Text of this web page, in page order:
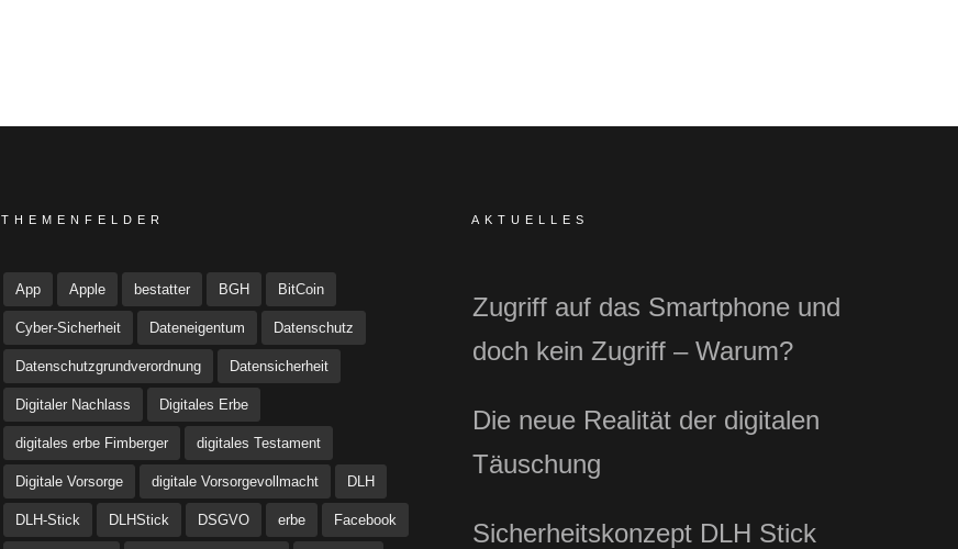
THEMENFELDER
App Apple bestatter BGH BitCoin
Cyber-Sicherheit Dateneigentum Datenschutz
Datenschutzgrundverordnung Datensicherheit
Digitaler Nachlass Digitales Erbe
digitales erbe Fimberger digitales Testament
Digitale Vorsorge digitale Vorsorgevollmacht DLH
DLH-Stick DLHStick DSGVO erbe Facebook
AKTUELLES
Zugriff auf das Smartphone und
doch kein Zugriff – Warum?
Die neue Realität der digitalen
Täuschung
Sicherheitskonzept DLH Stick